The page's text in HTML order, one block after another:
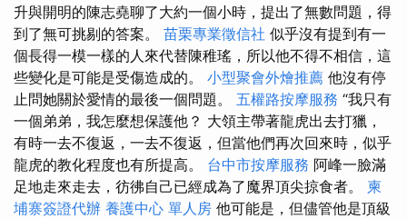
升與開明的陳志堯聊了大約一個小時，提出了無數問題，得
到了無可挑剔的答案。 苗栗專業徵信社 似乎沒有提到有一
個長得一模一樣的人來代替陳稚瑤，所以他不得不相信，這
些變化是可能是受傷造成的。 小型聚會外燴推薦 他沒有停
止問她關於愛情的最後一個問題。 五權路按摩服務 “我只有
一​​個弟弟，我怎麼想保護他？ 大領主帶著龍虎出去打獵，
有時一去不復返，一去不復返，但當他們再次回來時，似乎
龍虎的教化程度也有所提高。 台中市按摩服務 阿峰一臉滿
足地走來走去，彷彿自己已經成為了魔界頂尖掠食者。 柬
埔寨簽證代辦 養護中心 單人房 他可能是，但儘管他是頂級